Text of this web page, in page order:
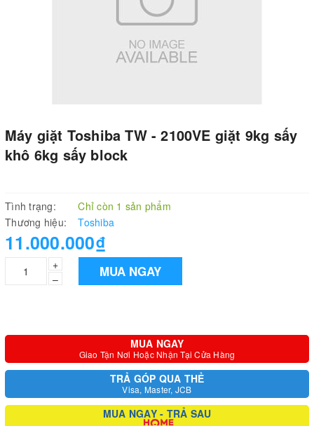
Máy giặt Toshiba TW - 2100VE giặt 9kg sấy
khô 6kg sấy block
Tình trạng:
Chỉ còn 1 sản phẩm
Thương hiệu:
Toshiba
11.000.000₫
+
–
MUA NGAY
MUA NGAY
Giao Tận Nơi Hoặc Nhận Tại Cửa Hàng
TRẢ GÓP QUA THẺ
Visa, Master, JCB
MUA NGAY - TRẢ SAU